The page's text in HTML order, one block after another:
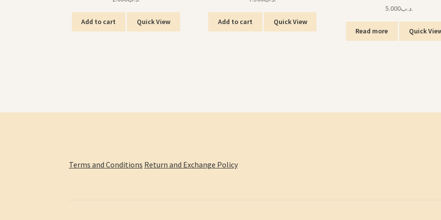
Add to cart Quick View Add to cart Quick View
.د.ب5.000
Read more Quick
Terms and Conditions Return and Exchange Policy